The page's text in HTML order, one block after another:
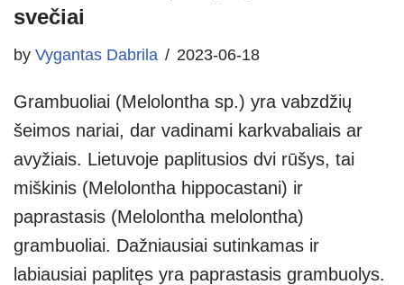
svečiai
by Vygantas Dabrila 2023-06-18
Grambuoliai (Melolontha sp.) yra vabzdžių
šeimos nariai, dar vadinami karkvabaliais ar
avyžiais. Lietuvoje paplitusios dvi rūšys, tai
miškinis (Melolontha hippocastani) ir
paprastasis (Melolontha melolontha)
grambuoliai. Dažniausiai sutinkamas ir
labiausiai paplitęs yra paprastasis grambuolys.